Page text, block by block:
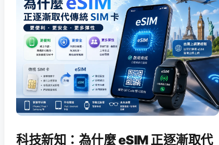
科技新知：為什麼 eSIM 正逐漸取代